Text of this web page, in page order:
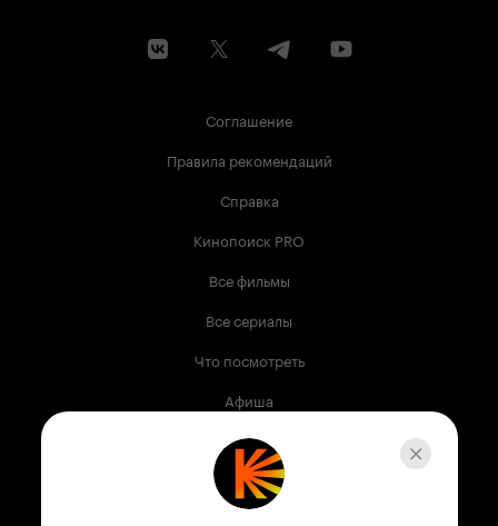
Соглашение
Правила рекомендаций
Справка
Кинопоиск PRO
Все фильмы
Все сериалы
Что посмотреть
Афиша
Музыка
Телепрограмма